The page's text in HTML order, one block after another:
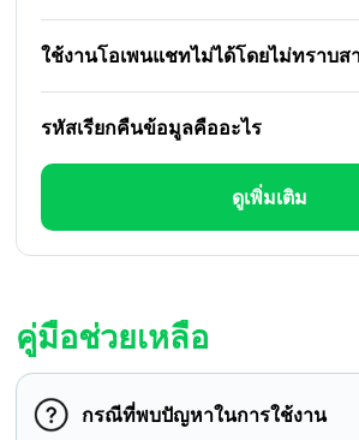
ใช้งานโอเพนแชทไม่ได้โดยไม่ทราบส
รหัสเรียกคืนข้อมูลคืออะไร
ดูเพิ่มเติม
คู่มือช่วยเหลือ
กรณีที่พบปัญหาในการใช้งาน